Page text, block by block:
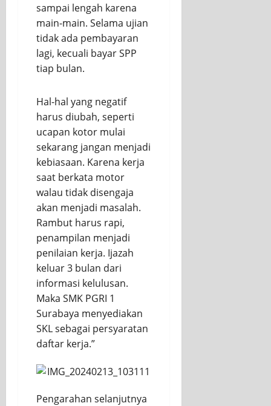
sampai lengah karena
main-main. Selama ujian
tidak ada pembayaran
lagi, kecuali bayar SPP
tiap bulan.
Hal-hal yang negatif
harus diubah, seperti
ucapan kotor mulai
sekarang jangan menjadi
kebiasaan. Karena kerja
saat berkata motor
walau tidak disengaja
akan menjadi masalah.
Rambut harus rapi,
penampilan menjadi
penilaian kerja. Ijazah
keluar 3 bulan dari
informasi kelulusan.
Maka SMK PGRI 1
Surabaya menyediakan
SKL sebagai persyaratan
daftar kerja.”
Pengarahan selanjutnya